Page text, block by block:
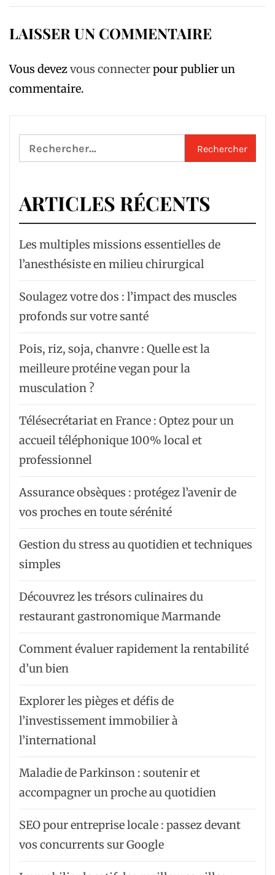
LAISSER UN COMMENTAIRE
Vous devezvous connecterpour publier un
commentaire.
Rechercher :
ARTICLES RÉCENTS
Les multiples missions essentielles de
l’anesthésiste en milieu chirurgical
Soulagez votre dos : l’impact des muscles
profonds sur votre santé
Pois, riz, soja, chanvre : Quelle est la
meilleure protéine vegan pour la
musculation ?
Télésecrétariat en France : Optez pour un
accueil téléphonique 100% local et
professionnel
Assurance obsèques : protégez l’avenir de
vos proches en toute sérénité
Gestion du stress au quotidien et techniques
simples
Découvrez les trésors culinaires du
restaurant gastronomique Marmande
Comment évaluer rapidement la rentabilité
d’un bien
Explorer les pièges et défis de
l’investissement immobilier à
l’international
Maladie de Parkinson : soutenir et
accompagner un proche au quotidien
SEO pour entreprise locale : passez devant
vos concurrents sur Google